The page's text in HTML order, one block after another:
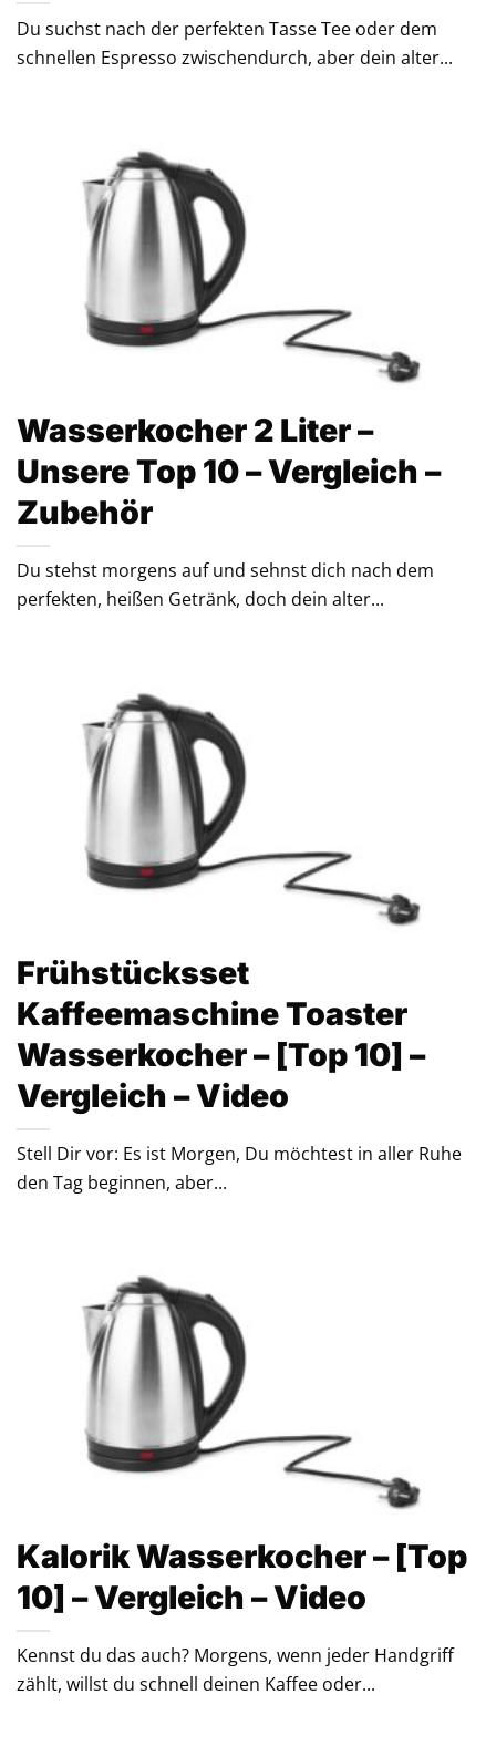
Du suchst nach der perfekten Tasse Tee oder dem
schnellen Espresso zwischendurch, aber dein alter...
Wasserkocher 2 Liter –
Unsere Top 10 – Vergleich –
Zubehör
Du stehst morgens auf und sehnst dich nach dem
perfekten, heißen Getränk, doch dein alter...
Frühstücksset
Kaffeemaschine Toaster
Wasserkocher – [Top 10] –
Vergleich – Video
Stell Dir vor: Es ist Morgen, Du möchtest in aller Ruhe
den Tag beginnen, aber...
Kalorik Wasserkocher – [Top
10] – Vergleich – Video
Kennst du das auch? Morgens, wenn jeder Handgriff
zählt, willst du schnell deinen Kaffee oder...